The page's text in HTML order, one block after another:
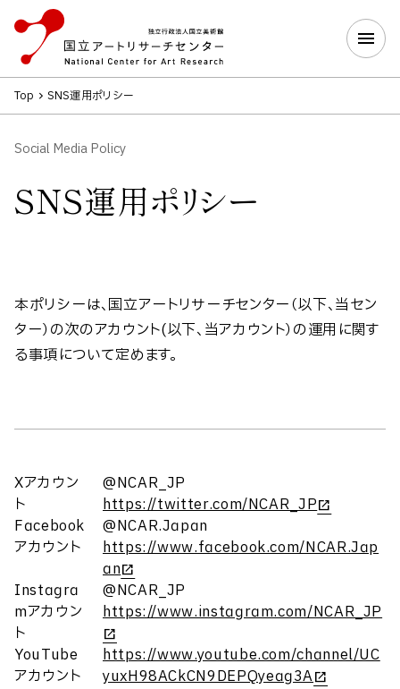
Top SNS運用ポリシー
Social Media Policy
SNS運用ポリシー
本ポリシーは、国立アートリサーチセンター（以下、当セン
ター）の次のアカウント(以下、当アカウント）の運用に関す
る事項について定めます。
Xアカウン
ト
@NCAR_JP
https://twitter.com/NCAR_JP
Facebook
アカウント
@NCAR.Japan
https://www.facebook.com/NCAR.Jap
an
Instagra
mアカウン
ト
@NCAR_JP
https://www.instagram.com/NCAR_JP
YouTube
アカウント
https://www.youtube.com/channel/UC
yuxH98ACkCN9DEPQyeag3A